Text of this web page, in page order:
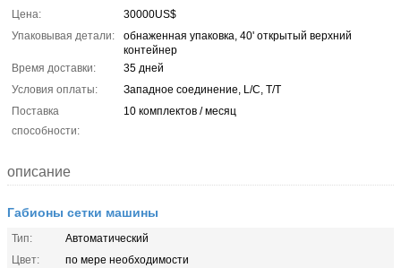
Цена:
30000US$
Упаковывая детали:
обнаженная упаковка, 40' открытый верхний
контейнер
Время доставки:
35 дней
Условия оплаты:
Западное соединение, L/C, T/T
Поставка
способности:
10 комплектов / месяц
описание
Габионы сетки машины
Тип:
Автоматический
Цвет:
по мере необходимости